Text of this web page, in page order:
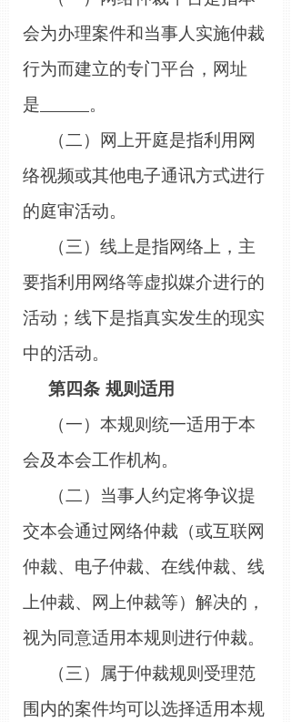
会为办理案件和当事人实施仲裁
行为而建立的专门平台，网址
是
。
（二）网上开庭是指利用网
络视频或其他电子通讯方式进行
的庭审活动。
（三）线上是指网络上，主
要指利用网络等虚拟媒介进行的
活动；线下是指真实发生的现实
中的活动。
第四条 规则适用
（一）本规则统一适用于本
会及本会工作机构。
（二）当事人约定将争议提
交本会通过网络仲裁（或互联网
仲裁、电子仲裁、在线仲裁、线
上仲裁、网上仲裁等）解决的，
视为同意适用本规则进行仲裁。
（三）属于仲裁规则受理范
围内的案件均可以选择适用本规